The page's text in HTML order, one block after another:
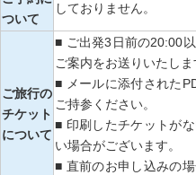
ついて
しておりません。
ご旅行の
チケット
について
■ ご出発3日前の20:00
ご案内をお送りいたしま
■ メールに添付された
ご持参ください。
■ 印刷したチケットが
い場合がございます。
■ 直前のお申し込みの